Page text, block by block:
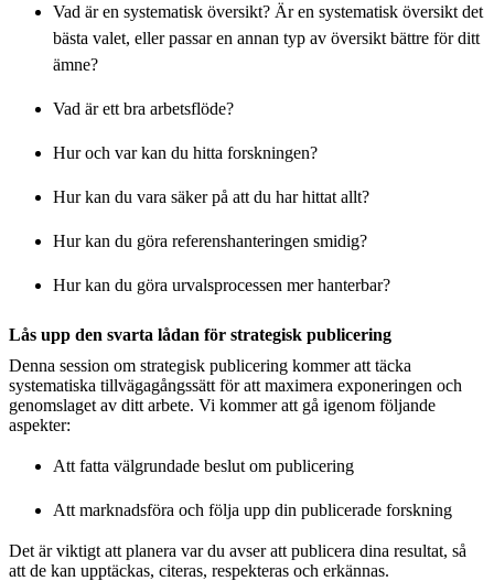
Vad är en systematisk översikt? Är en systematisk översikt det
bästa valet, eller passar en annan typ av översikt bättre för ditt
ämne?
Vad är ett bra arbetsflöde?
Hur och var kan du hitta forskningen?
Hur kan du vara säker på att du har hittat allt?
Hur kan du göra referenshanteringen smidig?
Hur kan du göra urvalsprocessen mer hanterbar?
Lås upp den svarta lådan för strategisk publicering
Denna session om strategisk publicering kommer att täcka
systematiska tillvägagångssätt för att maximera exponeringen och
genomslaget av ditt arbete. Vi kommer att gå igenom följande
aspekter:
Att fatta välgrundade beslut om publicering
Att marknadsföra och följa upp din publicerade forskning
Det är viktigt att planera var du avser att publicera dina resultat, så
att de kan upptäckas, citeras, respekteras och erkännas.